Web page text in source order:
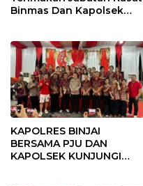
Binmas Dan Kapolsek
KAPOLRES BINJAI
BERSAMA PJU DAN
KAPOLSEK KUNJUNGI